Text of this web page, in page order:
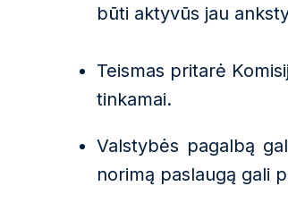
būti aktyvūs jau
Teismas pritarė
tinkamai.
Valstybės pagalbą
norimą paslaugą gali